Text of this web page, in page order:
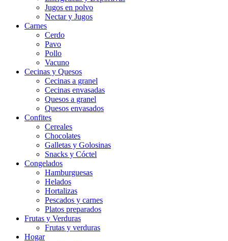
Jugos en polvo
Nectar y Jugos
Carnes
Cerdo
Pavo
Pollo
Vacuno
Cecinas y Quesos
Cecinas a granel
Cecinas envasadas
Quesos a granel
Quesos envasados
Confites
Cereales
Chocolates
Galletas y Golosinas
Snacks y Cóctel
Congelados
Hamburguesas
Helados
Hortalizas
Pescados y carnes
Platos preparados
Frutas y Verduras
Frutas y verduras
Hogar